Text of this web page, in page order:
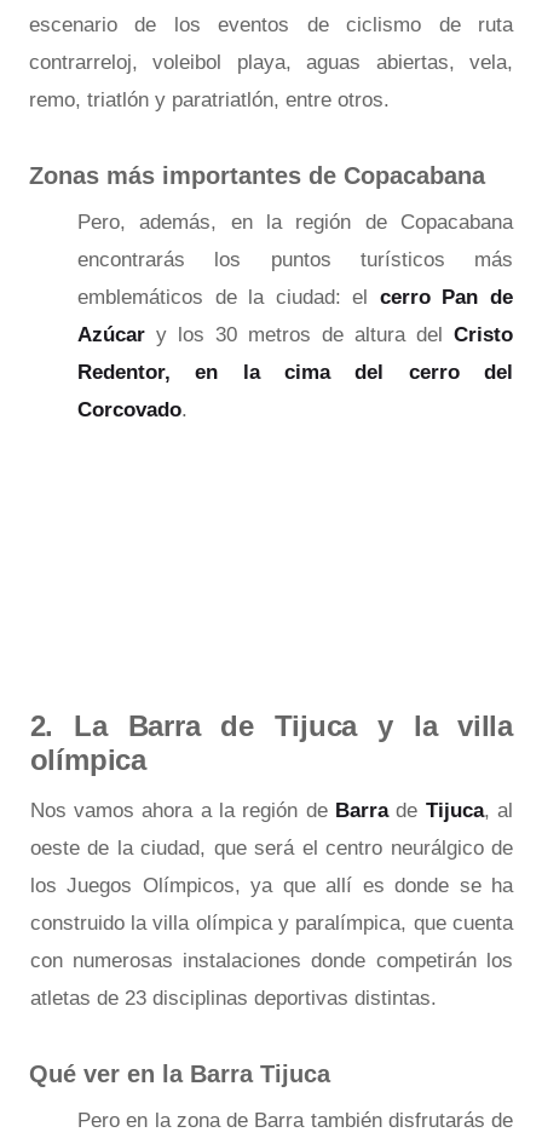
escenario de los eventos de ciclismo de ruta
contrarreloj, voleibol playa, aguas abiertas, vela,
remo, triatlón y paratriatlón, entre otros.
Zonas más importantes de Copacabana
Pero, además, en la región de Copacabana
encontrarás los puntos turísticos más
emblemáticos de la ciudad: el cerro Pan de
Azúcar y los 30 metros de altura del Cristo
Redentor, en la cima del cerro del
Corcovado.
2. La Barra de Tijuca y la villa
olímpica
Nos vamos ahora a la región de Barrade Tijuca, al
oeste de la ciudad, que será el centro neurálgico de
los Juegos Olímpicos, ya que allí es donde se ha
construido la villa olímpica y paralímpica, que cuenta
con numerosas instalaciones donde competirán los
atletas de 23 disciplinas deportivas distintas.
Qué ver en la Barra Tijuca
Pero en la zona de Barra también disfrutarás de